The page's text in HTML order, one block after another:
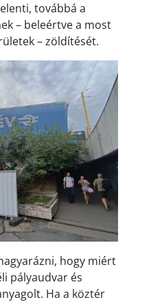
továbbá a
– beleértve a most
– zöldítését.
hogy miért
pályaudvar és
Ha a köztér